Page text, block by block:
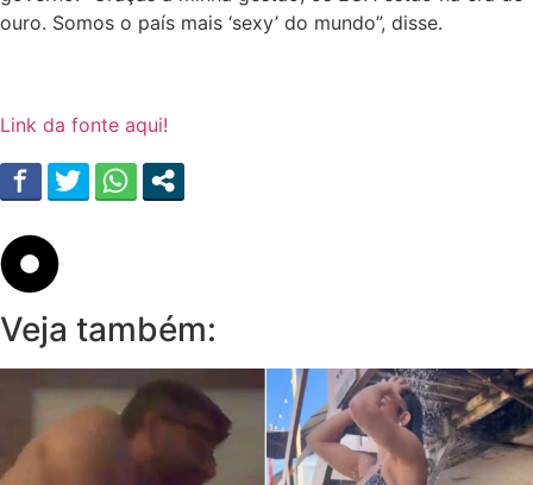
ouro. Somos o país mais ‘sexy’ do mundo”, disse.
Link da fonte aqui!
Veja também: